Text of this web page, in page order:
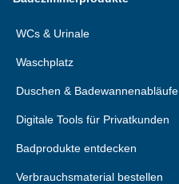
WCs & Urinale
Waschplatz
Duschen & Badewannenabläufe
Digitale Tools für Privatkunden
Badprodukte entdecken
Verbrauchsmaterial bestellen